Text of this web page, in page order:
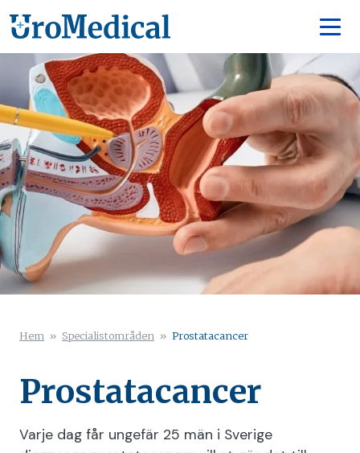
Hem » Specialistområden » Prostatacancer
Prostatacancer
Varje dag får ungefär 25 män i Sverige